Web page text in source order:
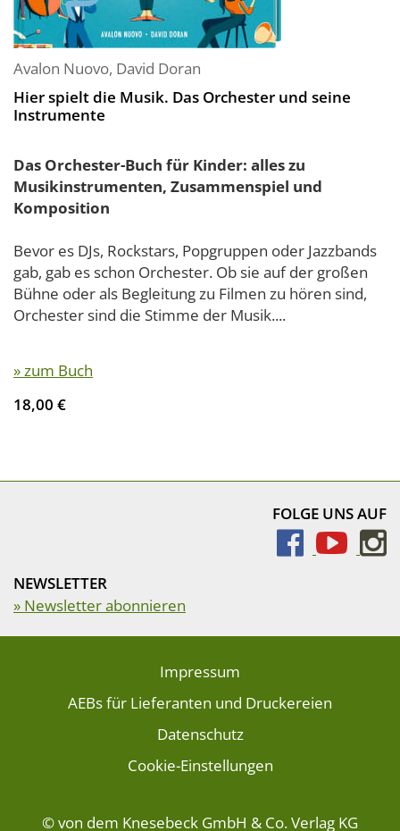
Avalon Nuovo, David Doran
Hier spielt die Musik. Das Orchester und seine
Instrumente
Das Orchester-Buch für Kinder: alles zu
Musikinstrumenten, Zusammenspiel und
Komposition
Bevor es DJs, Rockstars, Popgruppen oder Jazzbands
gab, gab es schon Orchester. Ob sie auf der großen
Bühne oder als Begleitung zu Filmen zu hören sind,
Orchester sind die Stimme der Musik....
» zum Buch
18,00 €
FOLGE UNS AUF
NEWSLETTER
» Newsletter abonnieren
Impressum
AEBs für Lieferanten und Druckereien
Datenschutz
Cookie-Einstellungen
© von dem Knesebeck GmbH & Co. Verlag KG